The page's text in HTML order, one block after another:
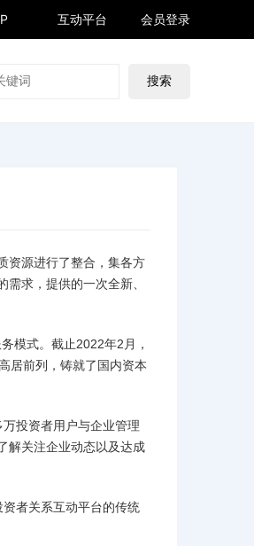
互动平台 会员登录
资源进行了整合，集各方
求，提供的一次全新、
模式。截止2022年2月，
居前列，铸就了国内资本
投资者用户与企业管理
解关注企业动态以及达成
者关系互动平台的传统